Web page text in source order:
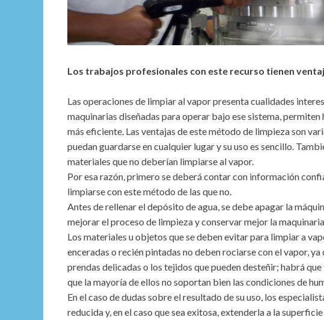
Los trabajos profesionales con este recurso tienen
Las operaciones de limpiar al vapor presenta cualidades
maquinarias diseñadas para operar bajo ese sistema,
más eficiente. Las ventajas de este método de limpieza son
puedan guardarse en cualquier lugar y su uso es sencillo.
materiales que no deberían limpiarse al vapor.
Por esa razón, primero se deberá contar con información
limpiarse con este método de las que no.
Antes de rellenar el depósito de agua, se debe apagar la
mejorar el proceso de limpieza y conservar mejor la maquinaria.
Los materiales u objetos que se deben evitar para limpiar a
enceradas o recién pintadas no deben rociarse con el vapor,
prendas delicadas o los tejidos que pueden desteñir; habrá
que la mayoría de ellos no soportan bien las condiciones de
En el caso de dudas sobre el resultado de su uso, los
reducida y, en el caso que sea exitosa, extenderla a la